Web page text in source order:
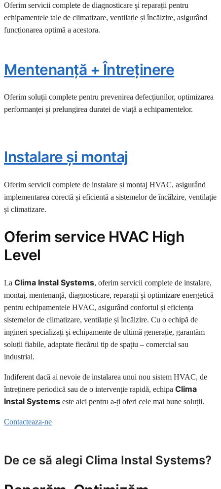
Oferim servicii complete de diagnosticare și reparații pentru
echipamentele tale de climatizare, ventilație și încălzire, asigurând
funcționarea optimă a acestora.
Mentenanță + Întreținere
Oferim soluții complete pentru prevenirea defecțiunilor, optimizarea
performanței și prelungirea duratei de viață a echipamentelor.
Instalare și montaj
Oferim servicii complete de instalare și montaj HVAC, asigurând
implementarea corectă și eficientă a sistemelor de încălzire, ventilație
și climatizare.
Oferim service HVAC High
Level
La Clima Instal Systems, oferim servicii complete de instalare,
montaj, mentenanță, diagnosticare, reparații și optimizare energetică
pentru echipamentele HVAC, asigurând confortul și eficiența
sistemelor de climatizare, ventilație și încălzire. Cu o echipă de
ingineri specializați și echipamente de ultimă generație, garantăm
soluții fiabile, adaptate fiecărui tip de spațiu – comercial sau
industrial.
Indiferent dacă ai nevoie de instalarea unui nou sistem HVAC, de
întreținere periodică sau de o intervenție rapidă, echipa Clima
Instal Systems este aici pentru a-ți oferi cele mai bune soluții.
Contacteaza-ne
De ce să alegi Clima Instal Systems?